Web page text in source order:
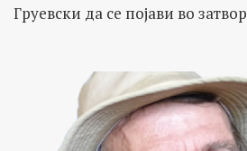
Груевски да се појави во затвор